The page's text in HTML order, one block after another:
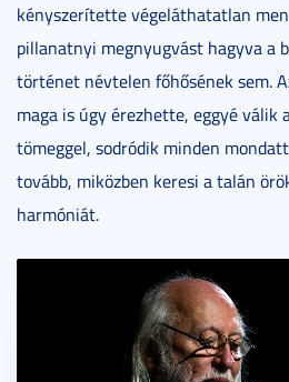
kényszerítette végeláthatatlan
pillanatnyi megnyugvást hagyva a
történet névtelen főhősének sem.
maga is úgy érezhette, eggyé válik
tömeggel, sodródik minden
tovább, miközben keresi a talán
harmóniát.